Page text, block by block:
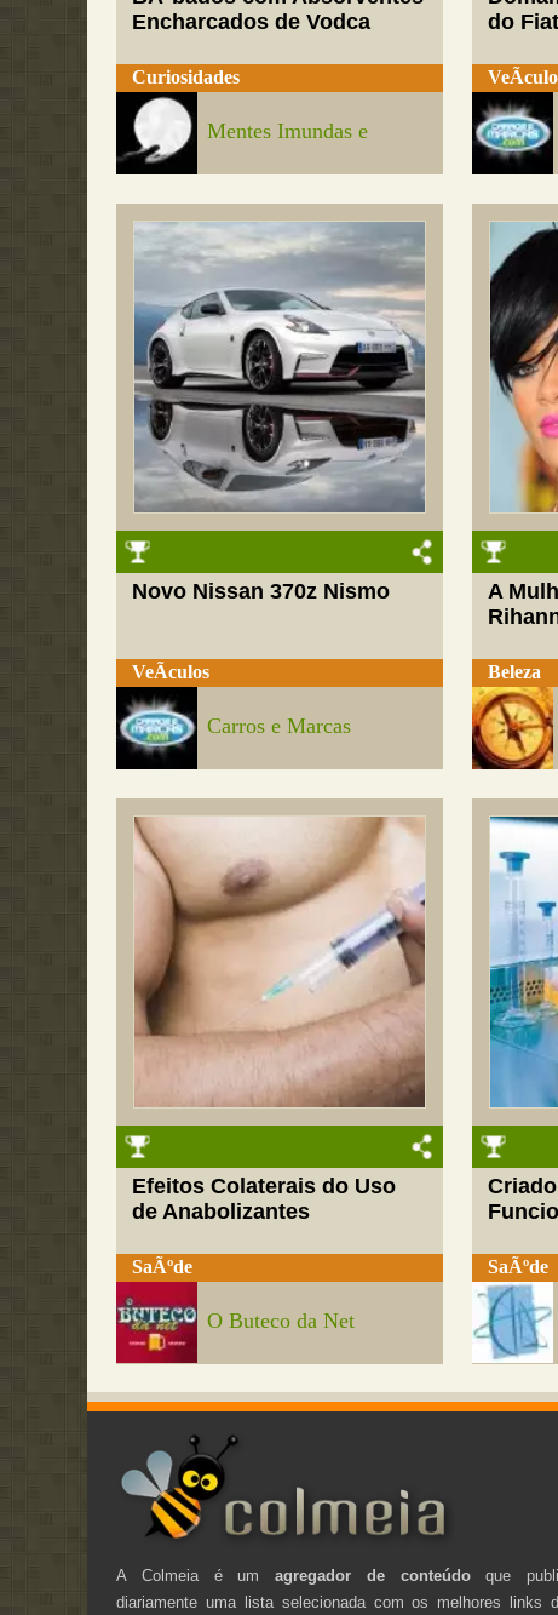
Encharcados de Vodca
Curiosidades
Mentes Imundas e
do
Novo Nissan 370z Nismo
VeÃ­culos
Carros e Marcas
A
Beleza
Efeitos Colaterais do Uso
de Anabolizantes
SaÃºde
O Buteco da Net
SaÃºde
A Colmeia é umagregador de conteúdoque
diariamente uma lista selecionada com os melhores links